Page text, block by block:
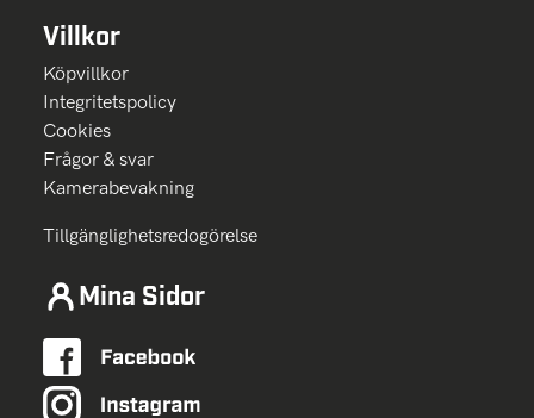
Villkor
Köpvillkor
Integritetspolicy
Cookies
Frågor & svar
Kamerabevakning
Tillgänglighetsredogörelse
Mina Sidor